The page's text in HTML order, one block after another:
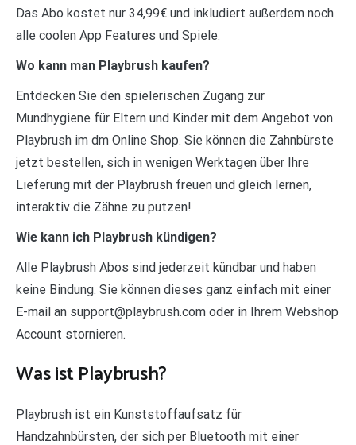
Das Abo kostet nur 34,99€ und inkludiert außerdem noch
alle coolen App Features und Spiele.
Wo kann man Playbrush kaufen?
Entdecken Sie den spielerischen Zugang zur
Mundhygiene für Eltern und Kinder mit dem Angebot von
Playbrush im dm Online Shop. Sie können die Zahnbürste
jetzt bestellen, sich in wenigen Werktagen über Ihre
Lieferung mit der Playbrush freuen und gleich lernen,
interaktiv die Zähne zu putzen!
Wie kann ich Playbrush kündigen?
Alle Playbrush Abos sind jederzeit kündbar und haben
keine Bindung. Sie können dieses ganz einfach mit einer
E-mail an support@playbrush.com oder in Ihrem Webshop
Account stornieren.
Was ist Playbrush?
Playbrush ist ein Kunststoffaufsatz für
Handzahnbürsten, der sich per Bluetooth mit einer